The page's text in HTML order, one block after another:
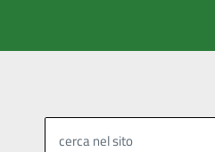
cerca nel sito